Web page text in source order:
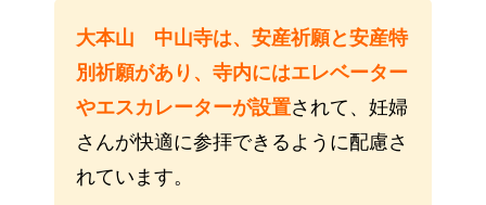
大本山 中山寺は、安産祈願と安産特
別祈願があり、寺内にはエレベーター
やエスカレーターが設置されて、妊婦
さんが快適に参拝できるように配慮さ
れています。